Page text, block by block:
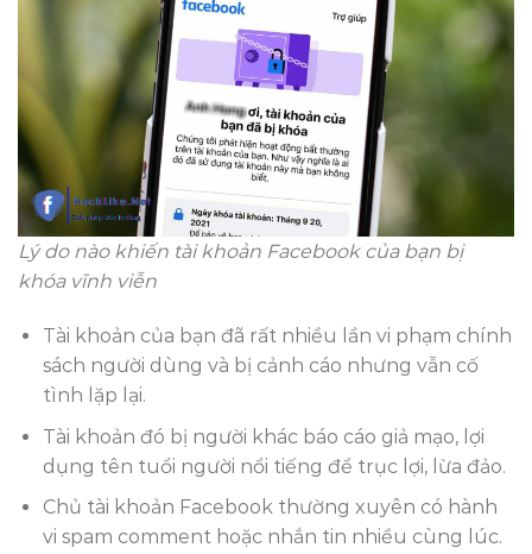
Lý do nào khiến tài khoản Facebook của bạn bị
khóa vĩnh viễn
Tài khoản của bạn đã rất nhiều lần vi phạm chính
sách người dùng và bị cảnh cáo nhưng vẫn cố
tình lặp lại.
Tài khoản đó bị người khác báo cáo giả mạo, lợi
dụng tên tuổi người nổi tiếng để trục lợi, lừa đảo.
Chủ tài khoản Facebook thường xuyên có hành
vi spam comment hoặc nhắn tin nhiều cùng lúc.